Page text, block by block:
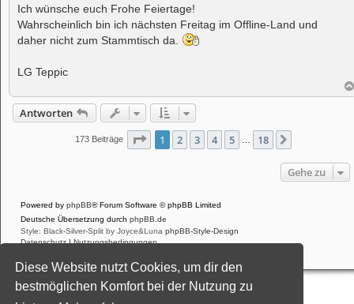
Diese Website nutzt Cookies, um dir den
bestmöglichen Komfort bei der Nutzung zu
i
t
r
g
Ich wünsche euch Frohe Feiertage!
Wahrscheinlich bin ich nächsten Freitag im Offline-Land und
daher nicht zum Stammtisch da.
LG Teppic
Antworten
173 Beiträge Seite 1von 18
1 2 3 4 5 18
Gehe zu
Powered by phpBB® Forum Software © phpBB Limited
Deutsche Übersetzung durch phpBB.de
Style: Black-Silver-Split by Joyce&Luna phpBB-Style-Design
Datenschutz |Nutzungsbedingungen